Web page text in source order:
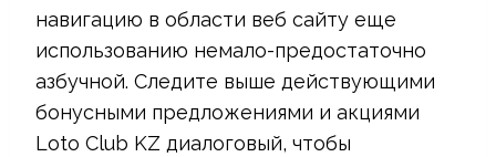
навигацию в области веб сайту еще
использованию немало-предостаточно
азбучной. Следите выше действующими
бонусными предложениями и акциями
Loto Club KZ диалоговый, чтобы